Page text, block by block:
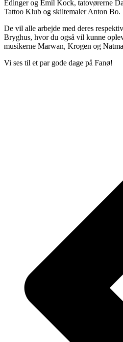
Edinger og Emil Kock, tatovørerne
Tattoo Klub og skiltemaler Anton Bo.
De vil alle arbejde med deres
Bryghus, hvor du også vil kunne
musikerne Marwan, Krogen og
Vi ses til et par gode dage på Fanø!